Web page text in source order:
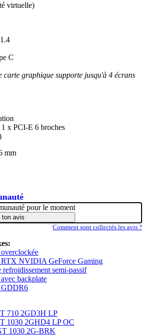
virtuelle)
C
carte graphique supporte jusqu'à 4 écrans
x PCI-E 6 broches
mm
pour le moment
ton avis
Comment sont collectés les avis ?
RTX NVIDIA GeForce Gaming
semi-passif
backplate
GDDR6
710 2GD3H LP
1030 2GHD4 LP OC
1030 2G-BRK